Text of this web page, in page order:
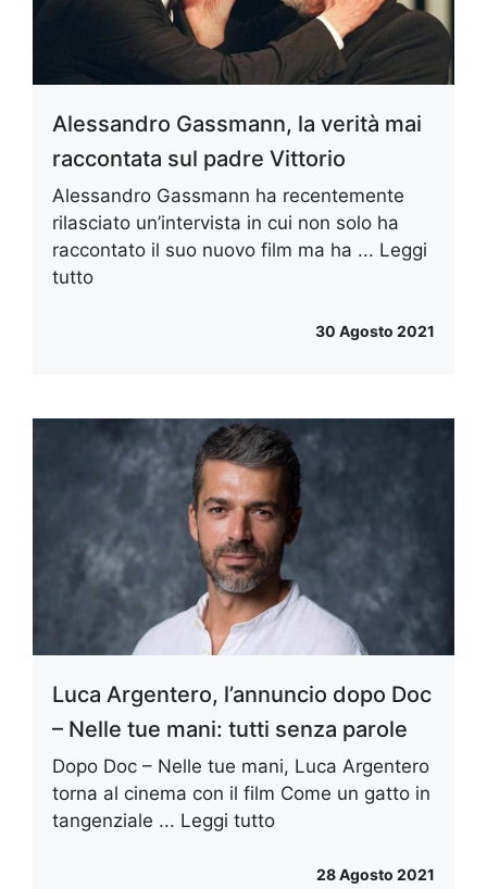
Alessandro Gassmann, la verità mai
raccontata sul padre Vittorio
Alessandro Gassmann ha recentemente
rilasciato un’intervista in cui non solo ha
raccontato il suo nuovo film ma ha ... Leggi
tutto
30 Agosto 2021
Luca Argentero, l’annuncio dopo Doc
– Nelle tue mani: tutti senza parole
Dopo Doc – Nelle tue mani, Luca Argentero
torna al cinema con il film Come un gatto in
tangenziale ... Leggi tutto
28 Agosto 2021